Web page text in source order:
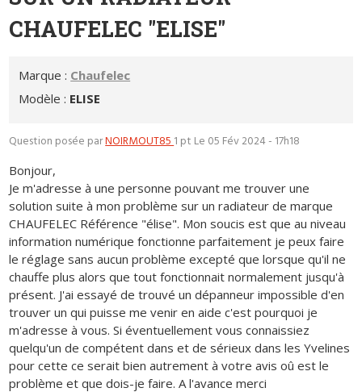
CHAUFELEC "ELISE"
Marque : Chaufelec
Modèle : ELISE
Question posée parNOIRMOUT851 pt Le 05 Fév 2024 - 17h18
Bonjour,
Je m'adresse à une personne pouvant me trouver une
solution suite à mon problème sur un radiateur de marque
CHAUFELEC Référence "élise". Mon soucis est que au niveau
information numérique fonctionne parfaitement je peux faire
le réglage sans aucun problème excepté que lorsque qu'il ne
chauffe plus alors que tout fonctionnait normalement jusqu'à
présent. J'ai essayé de trouvé un dépanneur impossible d'en
trouver un qui puisse me venir en aide c'est pourquoi je
m'adresse à vous. Si éventuellement vous connaissiez
quelqu'un de compétent dans et de sérieux dans les Yvelines
pour cette ce serait bien autrement à votre avis oû est le
problème et que dois-je faire. A l'avance merci